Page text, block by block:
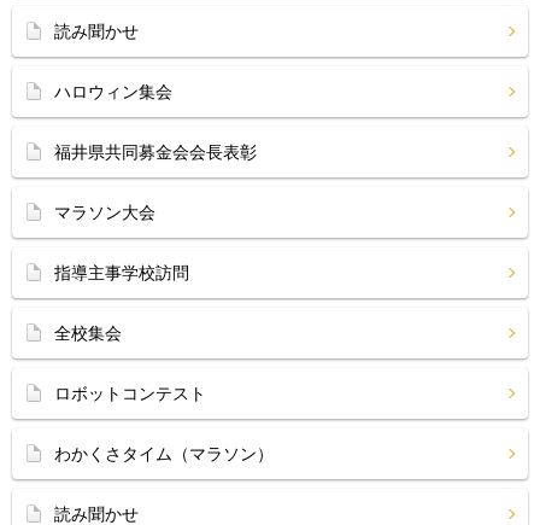
読み聞かせ
ハロウィン集会
福井県共同募金会会長表彰
マラソン大会
指導主事学校訪問
全校集会
ロボットコンテスト
わかくさタイム（マラソン）
読み聞かせ